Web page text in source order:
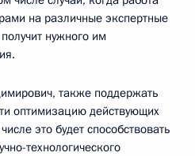
на различные экспертные
нужного им
также поддержать
оптимизацию действующих
это будет способствовать
технологического